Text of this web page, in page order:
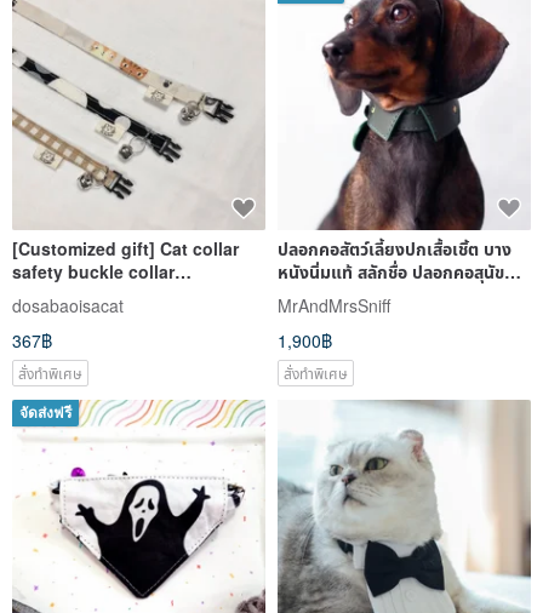
[Customized gift] Cat collar
safety buckle collar
customized collar
dosabaoisacat
367฿
สั่งทำพิเศษ
ปลอกคอสัตว์เลี้ยงปกเสื้อเชิ้ต บาง
หนังนิ่มแท้ สลักชื่อ ปลอกคอสุนัข
ปลอกคอแมว
MrAndMrsSniff
1,900฿
สั่งทำพิเศษ
จัดส่งฟรี